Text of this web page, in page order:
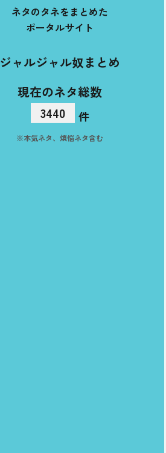
ジャルジャル奴まとめ
現在のネタ総数
3440
件
※本気ネタ、煩悩ネタ含む
ネタのタネをまとめた
ポータルサイト